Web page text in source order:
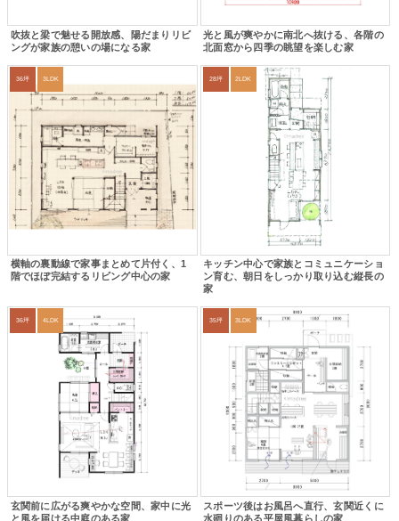
吹抜と梁で魅せる開放感、陽だまりリビ
ングが家族の憩いの場になる家
光と風が爽やかに南北へ抜ける、各階の
北面窓から四季の眺望を楽しむ家
36坪 3LDK
横軸の裏動線で家事まとめて片付く、1
階でほぼ完結するリビング中心の家
28坪 2LDK
キッチン中心で家族とコミュニケーショ
ン育む、朝日をしっかり取り込む縦長の
家
36坪 4LDK
玄関前に広がる爽やかな空間、家中に光
と風を届ける中庭のある家
35坪 3LDK
スポーツ後はお風呂へ直行、玄関近くに
水廻りのある平屋風暮らしの家